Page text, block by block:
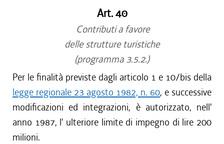
Art. 40
Contributi a favore
delle strutture turistiche
(programma 3.5.2.)
Per le finalità previste dagli articolo 1 e 10/bis della
legge regionale 23 agosto 1982, n. 60, e successive
modificazioni ed integrazioni, è autorizzato, nell'
anno 1987, l' ulteriore limite di impegno di lire 200
milioni.